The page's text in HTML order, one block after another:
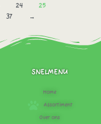
24
25
37 →
SNELMENU
Home
Assortiment
Over ons